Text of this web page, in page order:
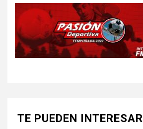
TE PUEDEN INTERESAR